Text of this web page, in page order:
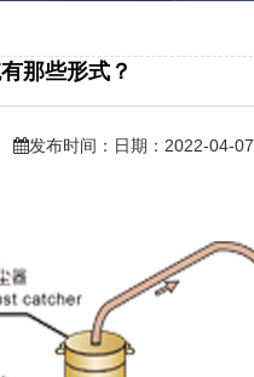
那些形式？
发布时间：日期：2022-04-07